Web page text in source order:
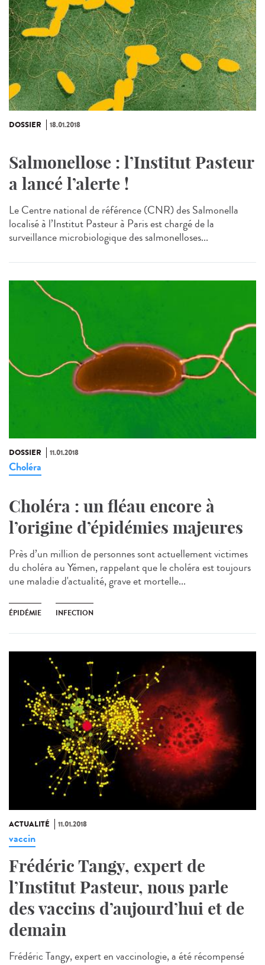
DOSSIER 18.01.2018
Salmonellose : l’Institut Pasteur
a lancé l’alerte !
Le Centre national de référence (CNR) des Salmonella
localisé à l’Institut Pasteur à Paris est chargé de la
surveillance microbiologique des salmonelloses...
DOSSIER 11.01.2018
Choléra
Choléra : un fléau encore à
l’origine d’épidémies majeures
Près d’un million de personnes sont actuellement victimes
du choléra au Yémen, rappelant que le choléra est toujours
une maladie d'actualité, grave et mortelle...
ÉPIDÉMIE INFECTION
ACTUALITÉ 11.01.2018
vaccin
Frédéric Tangy, expert de
l’Institut Pasteur, nous parle
des vaccins d’aujourd’hui et de
demain
Frédéric Tangy, expert en vaccinologie, a été récompensé